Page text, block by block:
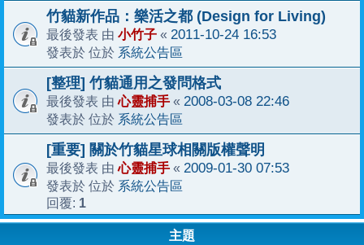
竹貓新作品：樂活之都 (Design for Living)
最後發表 由 小竹子 « 2011-10-24 16:53
發表於 位於 系統公告區
[整理] 竹貓通用之發問格式
最後發表 由心靈捕手 « 2008-03-08 22:46
發表於 位於 系統公告區
[重要] 關於竹貓星球相關版權聲明
最後發表 由心靈捕手 « 2009-01-30 07:53
發表於 位於 系統公告區
回覆: 1
主題